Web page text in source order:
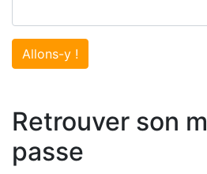
Allons-y !
Retrouver son
passe